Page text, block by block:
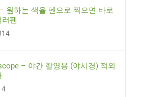
원하는 색을 펜으로 찍으면 바로
펜
– 야간 촬영용 (야시경) 적외